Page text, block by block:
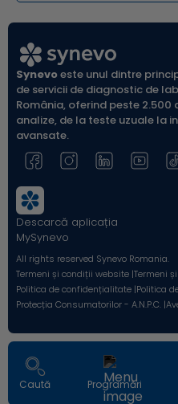
Caută Programări
Synevoeste unul dintre
de servicii de diagnostic de
România, oferind peste 2.500
analize, de la teste uzuale la
avansate.
Descarcă aplicația
MySynevo
All rights reserved Synevo Romania.
Termeni și condiții website |Termeni
Politica de confidențialitate |Politica
Protecția Consumatorilor - A.N.P.C. |